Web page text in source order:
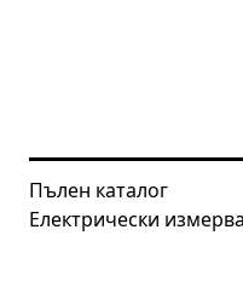
Пълен каталог
Електрически
Начална страница